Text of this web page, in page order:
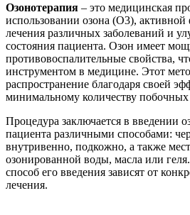
Озонотерапия – это медицинская
использовании озона (O3),
лечения различных заболеваний и
состояния пациента. Озон имеет
противовоспалительные свойства,
инструментом в медицине. Этот
распространение благодаря своей
минимальному количеству
Процедура заключается в введении
пациента различными способами:
внутривенно, подкожно, а также
озонированной воды, масла или
способ его введения зависят от
лечения.